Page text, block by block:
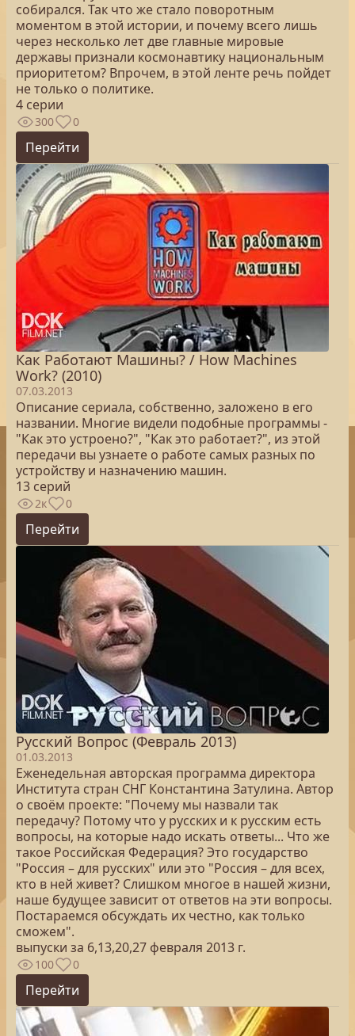
собирался. Так что же стало поворотным
моментом в этой истории, и почему всего лишь
через несколько лет две главные мировые
державы признали космонавтику национальным
приоритетом? Впрочем, в этой ленте речь пойдет
не только о политике.
4 серии
300 0
Перейти
Как Работают Машины? / How Machines
Work? (2010)
07.03.2013
Описание сериала, собственно, заложено в его
названии. Многие видели подобные программы -
"Как это устроено?", "Как это работает?", из этой
передачи вы узнаете о работе самых разных по
устройству и назначению машин.
13 серий
2к 0
Перейти
Русский Вопрос (Февраль 2013)
01.03.2013
Еженедельная авторская программа директора
Института стран СНГ Константина Затулина. Автор
о своём проекте: "Почему мы назвали так
передачу? Потому что у русских и к русским есть
вопросы, на которые надо искать ответы... Что же
такое Российская Федерация? Это государство
"Россия – для русских" или это "Россия – для всех,
кто в ней живет? Слишком многое в нашей жизни,
наше будущее зависит от ответов на эти вопросы.
Постараемся обсуждать их честно, как только
сможем".
выпуски за 6,13,20,27 февраля 2013 г.
100 0
Перейти